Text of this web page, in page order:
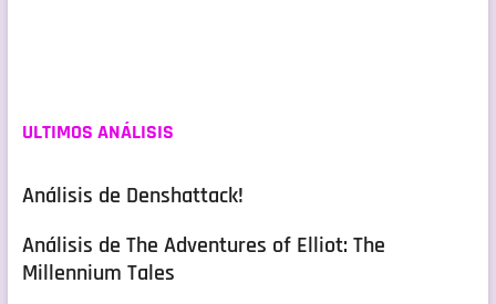
ULTIMOS ANÁLISIS
Análisis de Denshattack!
Análisis de The Adventures of Elliot: The
Millennium Tales